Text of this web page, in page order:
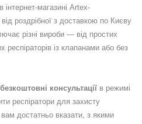
магазині Artex-
роздрібної з доставкою по Києву
різні вироби — від простих
із клапанами або без
консультації в режимі
респіратори для захисту
достатньо вказати, з якими